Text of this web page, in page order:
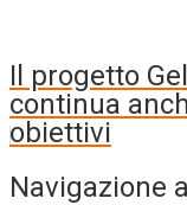
Il progetto
continua
obiettivi
Navigazione